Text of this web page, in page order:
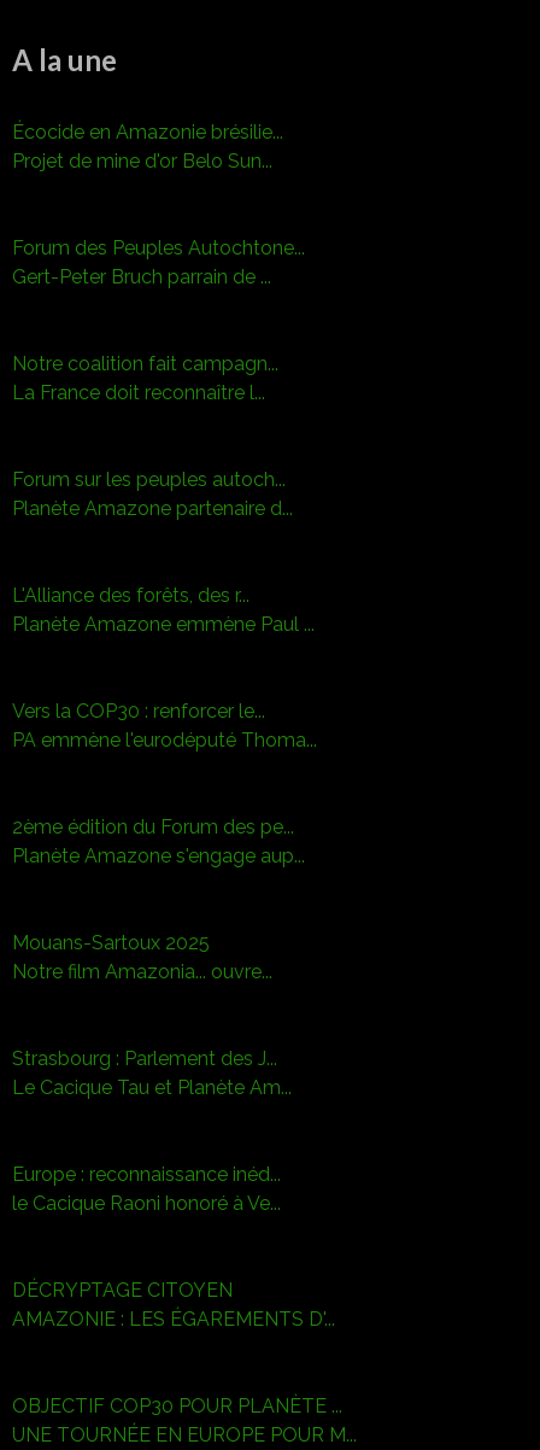
A la une
Écocide en Amazonie brésilie...
Projet de mine d'or Belo Sun...
Forum des Peuples Autochtone...
Gert-Peter Bruch parrain de ...
Notre coalition fait campagn...
La France doit reconnaître l...
Forum sur les peuples autoch...
Planète Amazone partenaire d...
L'Alliance des forêts, des r...
Planète Amazone emmène Paul ...
Vers la COP30 : renforcer le...
PA emmène l'eurodéputé Thoma...
2ème édition du Forum des pe...
Planète Amazone s'engage aup...
Mouans-Sartoux 2025
Notre film Amazonia... ouvre...
Strasbourg : Parlement des J...
Le Cacique Tau et Planète Am...
Europe : reconnaissance inéd...
le Cacique Raoni honoré à Ve...
DÉCRYPTAGE CITOYEN
AMAZONIE : LES ÉGAREMENTS D'...
OBJECTIF COP30 POUR PLANÈTE ...
UNE TOURNÉE EN EUROPE POUR M...